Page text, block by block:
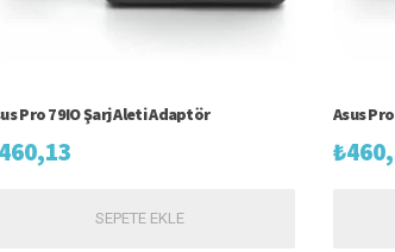
Pro 79IO Şarj Aleti Adaptör
SEPETE EKLE
Asus
₺